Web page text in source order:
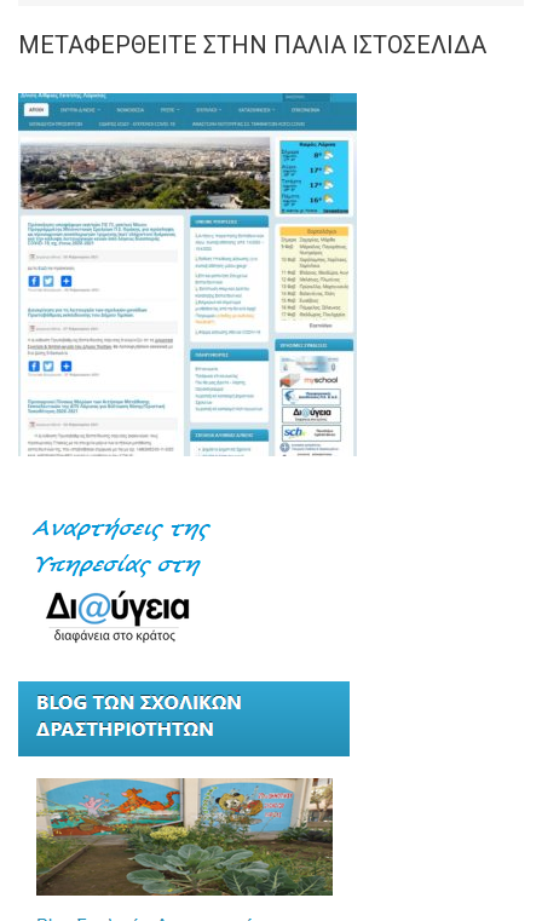
ΜΕΤΑΦΕΡΘΕΊΤΕ ΣΤΗΝ ΠΑΛΙΆ ΙΣΤΟΣΕΛΊΔΑ